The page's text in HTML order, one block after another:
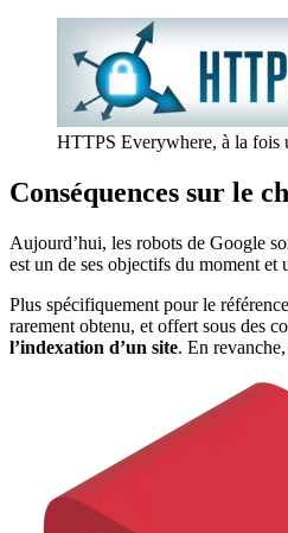
HTTPS Everywhere, à la fois
Conséquences sur le
Aujourd’hui, les robots de Google
est un de ses objectifs du moment
Plus spécifiquement pour le
rarement obtenu, et offert sous des
l’indexation d’un site. En